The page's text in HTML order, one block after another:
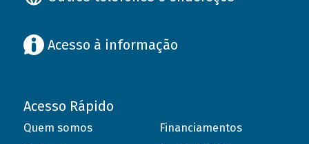
Acesso à informação
Acesso Rápido
Quem somos
Financiamentos